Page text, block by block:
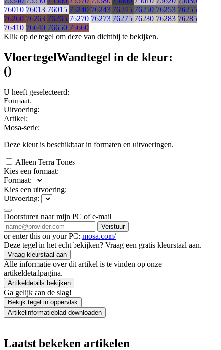
76010 76013 76015 76240 76243 76245 76250 76253 76255
76260 76263 76265 76270 76273 76275 76280 76283 76285
76410 76640 76650 76660
Klik op de tegel om deze van dichtbij te bekijken.
VloertegelWandtegel in de kleur:
()
U heeft geselecteerd:
Formaat:
Uitvoering:
Artikel:
Mosa-serie:
Deze kleur is beschikbaar in formaten en uitvoeringen.
Alleen Terra Tones
Kies een formaat:
Formaat:
Kies een uitvoering:
Uitvoering:
Doorsturen naar mijn PC of e-mail
Verstuur
or enter this on your PC: mosa.com/
Deze tegel in het echt bekijken? Vraag een gratis kleurstaal aan.
Vraag kleurstaal aan
Alle informatie over dit artikel is te vinden op onze
artikeldetailpagina.
Artikeldetails bekijken
Ga gelijk aan de slag!
Bekijk tegel in oppervlak
Artikelinformatieblad downloaden
Laatst bekeken artikelen